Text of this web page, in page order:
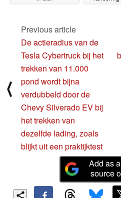
⟨
Previous article
De actieradius van de
Tesla Cybertruck bij het
trekken van 11.000
pond wordt bijna
verdubbeld door de
Chevy Silverado EV bij
het trekken van
dezelfde lading, zoals
blijkt uit een praktijktest
Add as
source